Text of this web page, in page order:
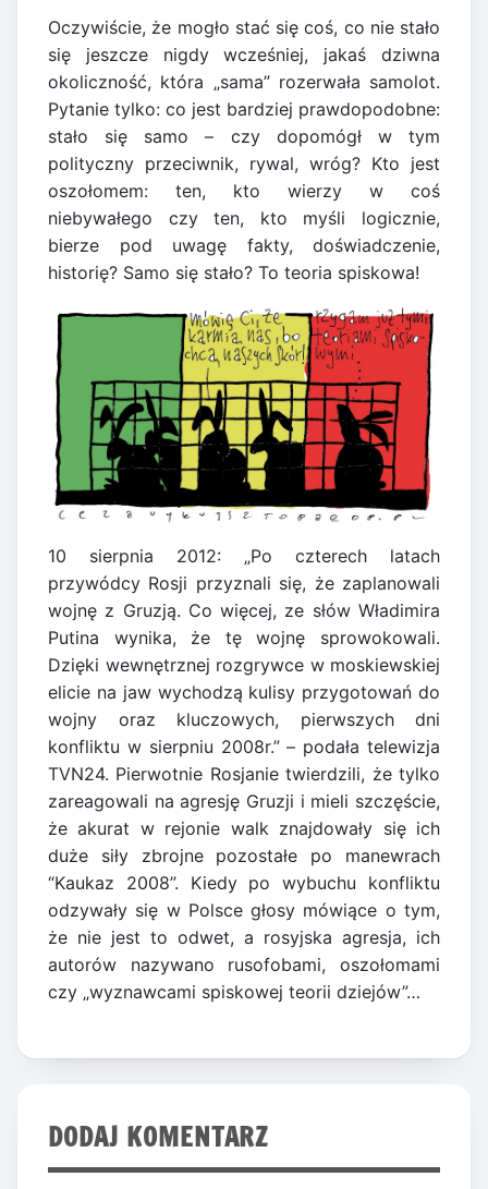
Oczywiście, że mogło stać się coś, co nie stało
się jeszcze nigdy wcześniej, jakaś dziwna
okoliczność, która „sama” rozerwała samolot.
Pytanie tylko: co jest bardziej prawdopodobne:
stało się samo – czy dopomógł w tym
polityczny przeciwnik, rywal, wróg? Kto jest
oszołomem: ten, kto wierzy w coś
niebywałego czy ten, kto myśli logicznie,
bierze pod uwagę fakty, doświadczenie,
historię? Samo się stało? To teoria spiskowa!
10 sierpnia 2012: „Po czterech latach
przywódcy Rosji przyznali się, że zaplanowali
wojnę z Gruzją. Co więcej, ze słów Władimira
Putina wynika, że tę wojnę sprowokowali.
Dzięki wewnętrznej rozgrywce w moskiewskiej
elicie na jaw wychodzą kulisy przygotowań do
wojny oraz kluczowych, pierwszych dni
konfliktu w sierpniu 2008r.” – podała telewizja
TVN24. Pierwotnie Rosjanie twierdzili, że tylko
zareagowali na agresję Gruzji i mieli szczęście,
że akurat w rejonie walk znajdowały się ich
duże siły zbrojne pozostałe po manewrach
“Kaukaz 2008”. Kiedy po wybuchu konfliktu
odzywały się w Polsce głosy mówiące o tym,
że nie jest to odwet, a rosyjska agresja, ich
autorów nazywano rusofobami, oszołomami
czy „wyznawcami spiskowej teorii dziejów”…
DODAJ KOMENTARZ